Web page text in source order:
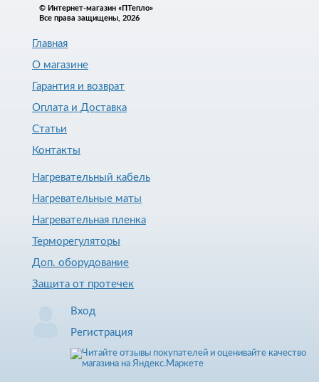
© Интернет-магазин «ПТепло»
Все права защищены, 2026
Главная
О магазине
Гарантия и возврат
Оплата и Доставка
Статьи
Контакты
Нагревательный кабель
Нагревательные маты
Нагревательная пленка
Терморегуляторы
Доп. оборудование
Защита от протечек
Вход
Регистрация